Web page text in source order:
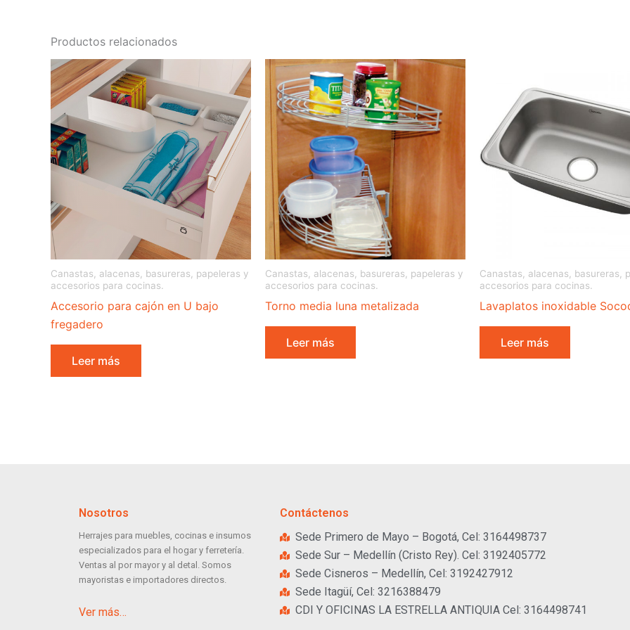
Productos relacionados
Canastas, alacenas, basureras, papeleras y
accesorios para cocinas.
Accesorio para cajón en U bajo
fregadero
Leer más
Canastas, alacenas, basureras, papeleras y
accesorios para cocinas.
Torno media luna metalizada
Leer más
Canastas, alacenas, basureras,
accesorios para cocinas.
Lavaplatos inoxidable
Leer más
Nosotros
Herrajes para muebles, cocinas e insumos
especializados para el hogar y ferretería.
Ventas al por mayor y al detal. Somos
mayoristas e importadores directos.
Ver más…
Contáctenos
Sede Primero de Mayo – Bogotá, Cel: 3164498737
Sede Sur – Medellín (Cristo Rey). Cel: 3192405772
Sede Cisneros – Medellín, Cel: 3192427912
Sede Itagüí, Cel: 3216388479
CDI Y OFICINAS LA ESTRELLA ANTIQUIA Cel: 3164498741